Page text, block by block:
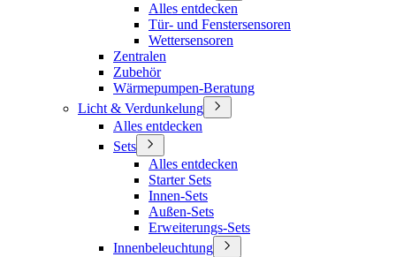
Alles entdecken
Tür- und Fenstersensoren
Wettersensoren
Zentralen
Zubehör
Wärmepumpen-Beratung
Licht & Verdunkelung
Alles entdecken
Sets
Alles entdecken
Starter Sets
Innen-Sets
Außen-Sets
Erweiterungs-Sets
Innenbeleuchtung